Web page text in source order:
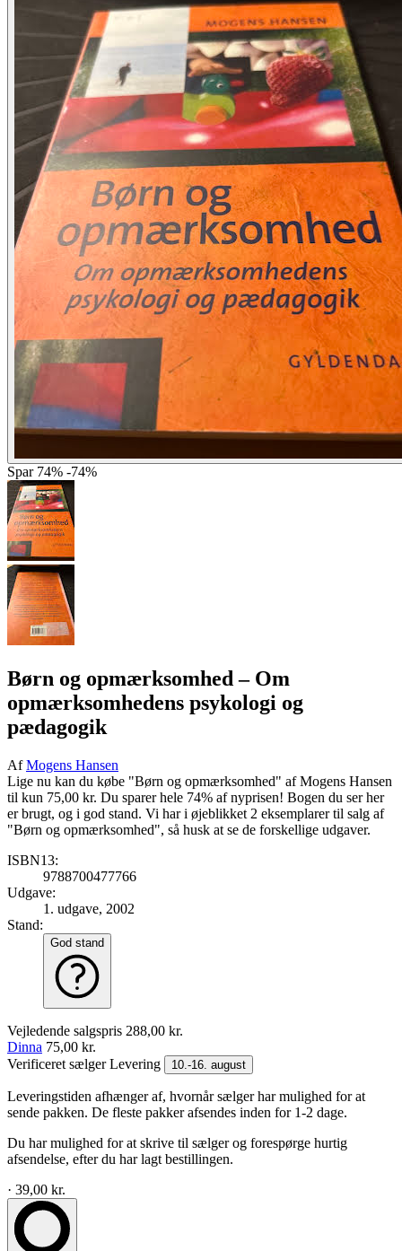
Spar 74% -74%
Børn og opmærksomhed– Om
opmærksomhedens psykologi og
pædagogik
AfMogens Hansen
Lige nu kan du købe "Børn og opmærksomhed" af Mogens Hansen
til kun 75,00 kr. Du sparer hele 74% af nyprisen! Bogen du ser her
er brugt, og i god stand. Vi har i øjeblikket 2 eksemplarer til salg af
"Børn og opmærksomhed", så husk at se de forskellige udgaver.
ISBN13:
9788700477766
Udgave:
1. udgave, 2002
Stand:
God stand
Vejledende salgspris 288,00 kr.
Dinna 75,00 kr.
Verificeret sælgerLevering 10.-16. august
Leveringstiden afhænger af, hvornår sælger har mulighed for at
sende pakken. De fleste pakker afsendes inden for 1-2 dage.
Du har mulighed for at skrive til sælger og forespørge hurtig
afsendelse, efter du har lagt bestillingen.
· 39,00 kr.